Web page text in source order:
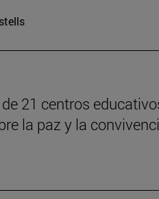
21 centros
la paz y la